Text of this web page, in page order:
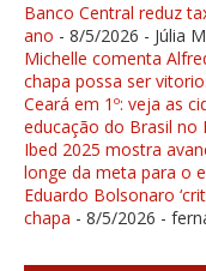
Banco Central reduz
ano - 8/5/2026 - Júlia
Michelle comenta
chapa possa ser
Ceará em 1º: veja as
educação do Brasil no
Ibed 2025 mostra
longe da meta para o
Eduardo Bolsonaro
chapa - 8/5/2026 -